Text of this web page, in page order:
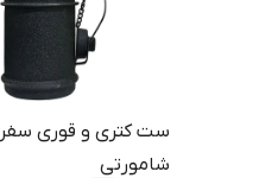
ست کتری و قوری
شامورتی